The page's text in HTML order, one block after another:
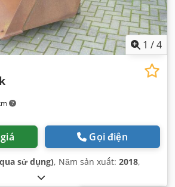
1 /4
Gọi điện
sử dụng), Năm sản xuất: 2018,